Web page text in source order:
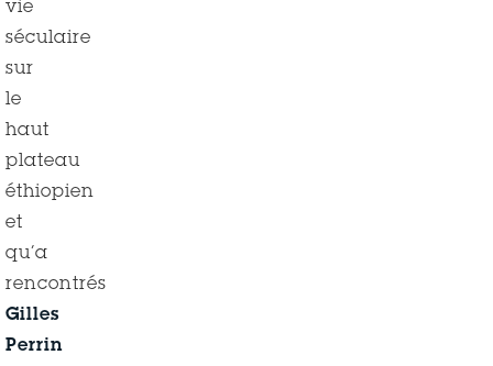
vie
séculaire
sur
le
haut
plateau
éthiopien
et
qu’a
rencontrés
Gilles
Perrin